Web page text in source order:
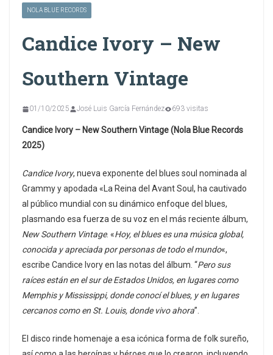
NOLA BLUE RECORDS
Candice Ivory – New
Southern Vintage
01/10/2025 José Luis García Fernández 693 visitas
Candice Ivory – New Southern Vintage (Nola Blue Records
2025)
Candice Ivory, nueva exponente del blues soul nominada al
Grammy y apodada «La Reina del Avant Soul, ha cautivado
al público mundial con su dinámico enfoque del blues,
plasmando esa fuerza de su voz en el más reciente álbum,
New Southern Vintage. «Hoy, el blues es una música global,
conocida y apreciada por personas de todo el mundo«,
escribe Candice Ivory en las notas del álbum. “Pero sus
raíces están en el sur de Estados Unidos, en lugares como
Memphis y Mississippi, donde conocí el blues, y en lugares
cercanos como en St. Louis, donde vivo ahora”.
El disco rinde homenaje a esa icónica forma de folk sureño,